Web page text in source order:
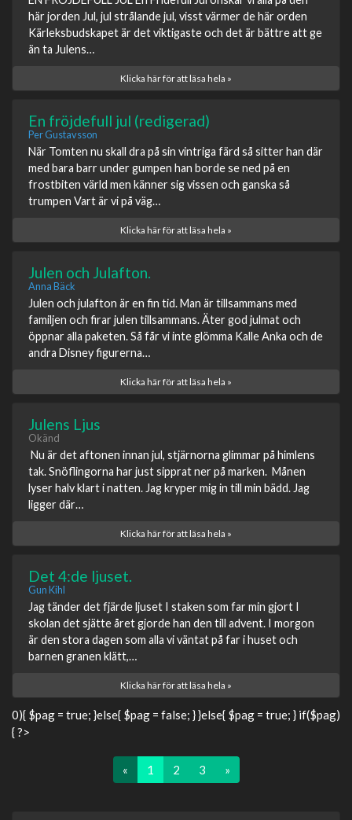
här jorden Jul, jul strålande jul, visst värmer de här orden
Kärleksbudskapet är det viktigaste och det är bättre att ge
än ta Julens…
Klicka här för att läsa hela »
En fröjdefull jul (redigerad)
Per Gustavsson
När Tomten nu skall dra på sin vintriga färd så sitter han där
med bara barr under gumpen han borde se ned på en
frostbiten värld men känner sig vissen och ganska så
trumpen Vart är vi på väg…
Klicka här för att läsa hela »
Julen och Julafton.
Anna Bäck
Julen och julafton är en fin tid. Man är tillsammans med
familjen och firar julen tillsammans. Äter god julmat och
öppnar alla paketen. Så får vi inte glömma Kalle Anka och de
andra Disney figurerna…
Klicka här för att läsa hela »
Julens Ljus
Okänd
Nu är det aftonen innan jul, stjärnorna glimmar på himlens
tak. Snöflingorna har just sipprat ner på marken. Månen
lyser halv klart i natten. Jag kryper mig in till min bädd. Jag
ligger där…
Klicka här för att läsa hela »
Det 4:de ljuset.
Gun Kihl
Jag tänder det fjärde ljuset I staken som far min gjort I
skolan det sjätte året gjorde han den till advent. I morgon
är den stora dagen som alla vi väntat på far i huset och
barnen granen klätt,…
Klicka här för att läsa hela »
0){ $pag = true; }else{ $pag = false; } }else{ $pag = true; } if($pag)
{ ?>
« 1 2 3 »